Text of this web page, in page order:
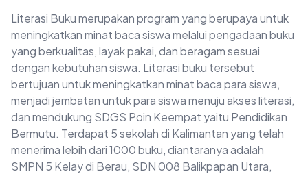
Literasi Buku merupakan program yang berupaya untuk
meningkatkan minat baca siswa melalui pengadaan buku
yang berkualitas, layak pakai, dan beragam sesuai
dengan kebutuhan siswa. Literasi buku tersebut
bertujuan untuk meningkatkan minat baca para siswa,
menjadi jembatan untuk para siswa menuju akses literasi,
dan mendukung SDGS Poin Keempat yaitu Pendidikan
Bermutu. Terdapat 5 sekolah di Kalimantan yang telah
menerima lebih dari 1000 buku, diantaranya adalah
SMPN 5 Kelay di Berau, SDN 008 Balikpapan Utara,